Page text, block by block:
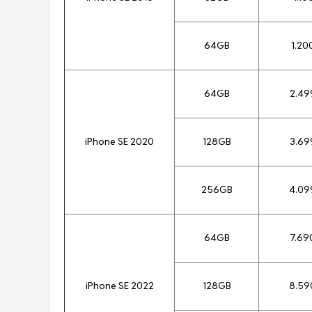
64GB
iPhone SE 2020
64GB
128GB
256GB
iPhone SE 2022
64GB
128GB